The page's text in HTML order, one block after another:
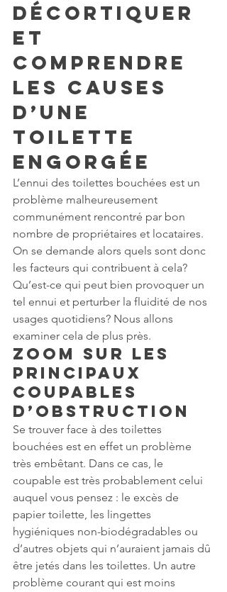
Décortiquer
et
Comprendre
les Causes
d’une
Toilette
Engorgée
L’ennui des toilettes bouchées est un
problème malheureusement
communément rencontré par bon
nombre de propriétaires et locataires.
On se demande alors quels sont donc
les facteurs qui contribuent à cela?
Qu’est-ce qui peut bien provoquer un
tel ennui et perturber la fluidité de nos
usages quotidiens? Nous allons
examiner cela de plus près.
Zoom sur les
Principaux
Coupables
d’Obstruction
Se trouver face à des toilettes
bouchées est en effet un problème
très embêtant. Dans ce cas, le
coupable est très probablement celui
auquel vous pensez : le excès de
papier toilette, les lingettes
hygiéniques non-biodégradables ou
d’autres objets qui n’auraient jamais dû
être jetés dans les toilettes. Un autre
problème courant qui est moins